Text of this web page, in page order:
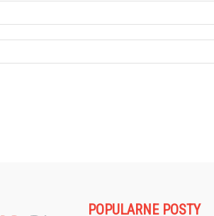
POPULARNE POSTY